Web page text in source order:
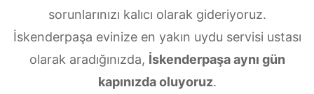
sorunlarınızı kalıcı olarak gideriyoruz.
İskenderpaşa evinize en yakın uydu servisi ustası
olarak aradığınızda, İskenderpaşa aynı gün
kapınızda oluyoruz.